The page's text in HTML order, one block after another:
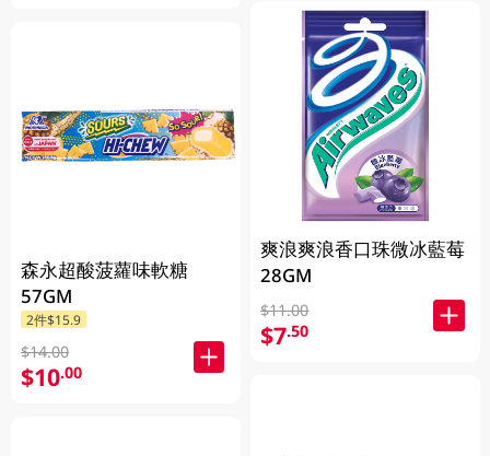
森永超酸菠蘿味軟糖
57GM
2件$15.9
$14.00
$10.00
爽浪爽浪香口珠微冰藍莓
28GM
$11.00
$7.50